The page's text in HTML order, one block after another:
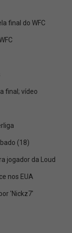
final do WFC
final; vídeo
(18)
jogador da Loud
nos EUA
'Nickz7'